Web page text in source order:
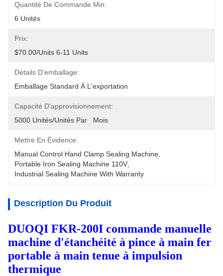
Quantité De Commande Min:
6 Unités
Prix:
$70.00/units 6-11 Units
Détails D'emballage:
Emballage Standard À L'exportation
Capacité D'approvisionnement:
5000 Unités/unités Par   Mois
Mettre En Évidence:
Manual Control Hand Clamp Sealing Machine
Portable Iron Sealing Machine 110V
Industrial Sealing Machine With Warranty
Description Du Produit
DUOQI FKR-200I commande manuelle
machine d'étanchéité à pince à main fer
portable à main tenue à impulsion
thermique